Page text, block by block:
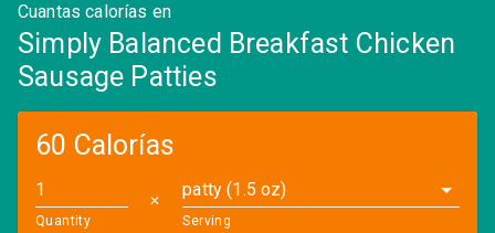
Cuantas calorías en
Simply Balanced Breakfast Chicken
Sausage Patties
60 Calorías
Quantity
✕
patty (1.5 oz)
Serving